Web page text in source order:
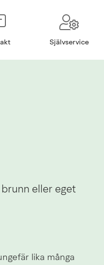
Självservice
eller eget
lika många